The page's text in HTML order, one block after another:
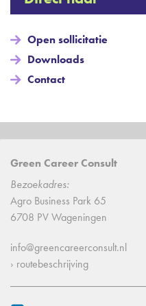
Open sollicitatie
Downloads
Contact
Green Career Consult
Bezoekadres:
Agro Business Park 65
6708 PV Wageningen
info@greencareerconsult.nl
› routebeschrijving